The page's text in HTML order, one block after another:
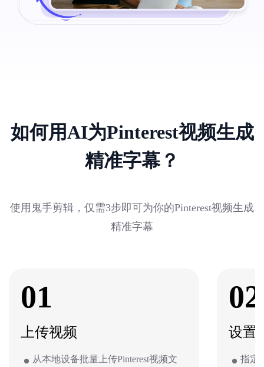
如何用AI为Pinterest视频生成
精准字幕？
使用鬼手剪辑，仅需3步即可为你的Pinterest视频生成
精准字幕
01
上传视频
从本地设备批量上传Pinterest视频文
02
设置
指定